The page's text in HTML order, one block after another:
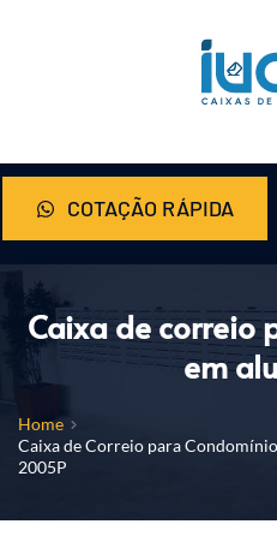
COTAÇÃO RÁPIDA
Caixa de correio
em
Home
Caixa de Correio para
2005P